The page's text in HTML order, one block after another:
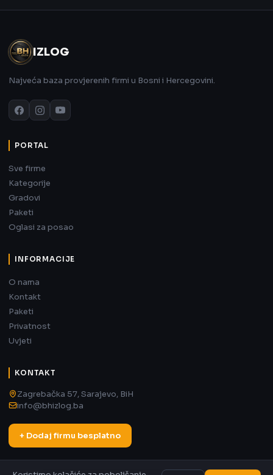
IZLOG
Najveća baza provjerenih firmi u Bosni i Hercegovini.
PORTAL
Sve firme
Kategorije
Gradovi
Paketi
Oglasi za posao
INFORMACIJE
O nama
Kontakt
Paketi
Privatnost
Uvjeti
KONTAKT
Zagrebačka 57, Sarajevo, BiH
info@bhizlog.ba
+ Dodaj firmu besplatno